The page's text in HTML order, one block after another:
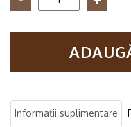
perete
in
hexagonala
Carnival
Informații suplimentare